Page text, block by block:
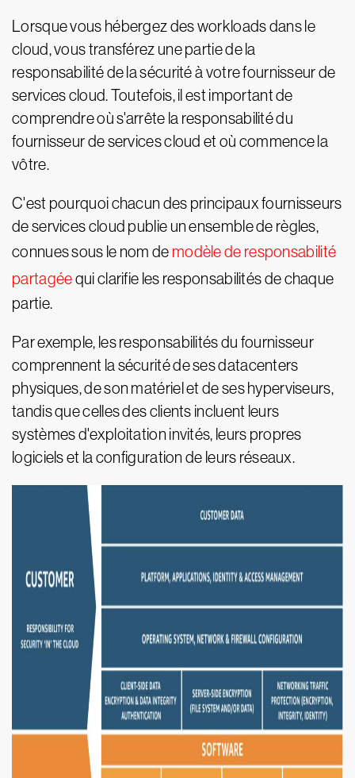
Lorsque vous hébergez des workloads dans le
cloud, vous transférez une partie de la
responsabilité de la sécurité à votre fournisseur de
services cloud. Toutefois, il est important de
comprendre où s'arrête la responsabilité du
fournisseur de services cloud et où commence la
vôtre.
C'est pourquoi chacun des principaux fournisseurs
de services cloud publie un ensemble de règles,
connues sous le nom de modèle de responsabilité
partagéequi clarifie les responsabilités de chaque
partie.
Par exemple, les responsabilités du fournisseur
comprennent la sécurité de ses datacenters
physiques, de son matériel et de ses hyperviseurs,
tandis que celles des clients incluent leurs
systèmes d'exploitation invités, leurs propres
logiciels et la configuration de leurs réseaux.